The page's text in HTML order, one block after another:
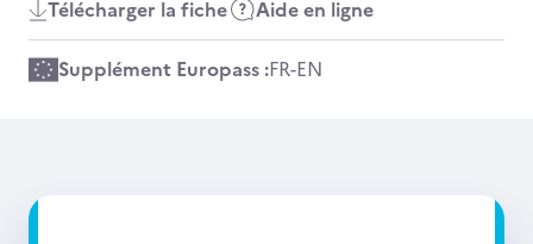
Télécharger la fiche Aide en ligne
Supplément Europass :FR-EN